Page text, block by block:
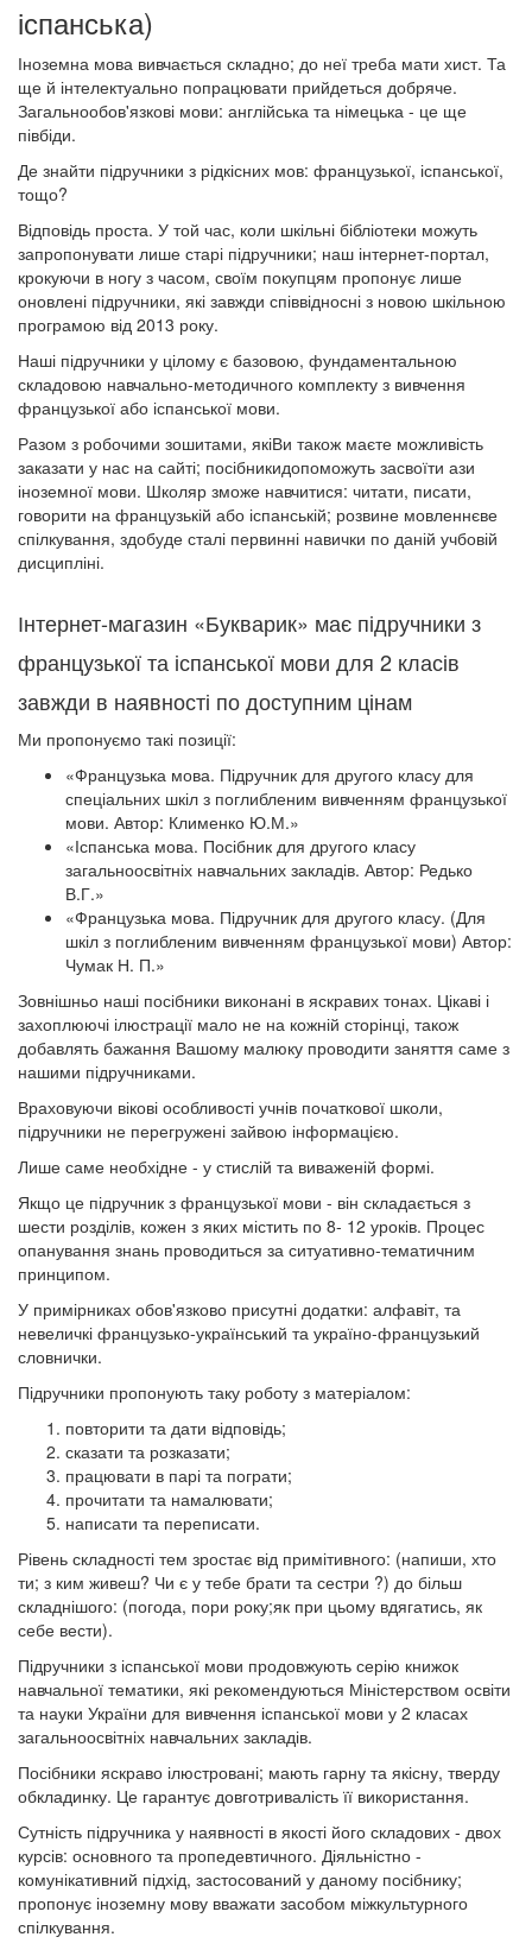
іспанська)
Іноземна мова вивчається складно; до неї треба мати хист. Та
ще й інтелектуально попрацювати прийдеться добряче.
Загальнообов'язкові мови: англійська та німецька - це ще
півбіди.
Де знайти підручники з рідкісних мов: французької, іспанської,
тощо?
Відповідь проста. У той час, коли шкільні бібліотеки можуть
запропонувати лише старі підручники; наш інтернет-портал,
крокуючи в ногу з часом, своїм покупцям пропонує лише
оновлені підручники, які завжди співвідносні з новою шкільною
програмою від 2013 року.
Наші підручники у цілому є базовою, фундаментальною
складовою навчально-методичного комплекту з вивчення
французької або іспанської мови.
Разом з робочими зошитами, якіВи також маєте можливість
заказати у нас на сайті; посібникидопоможуть засвоїти ази
іноземної мови. Школяр зможе навчитися: читати, писати,
говорити на французькій або іспанській; розвине мовленнєве
спілкування, здобуде сталі первинні навички по даній учбовій
дисципліні.
Інтернет-магазин «Букварик» має підручники з
французької та іспанської мови для 2 класів
завжди в наявності по доступним цінам
Ми пропонуємо такі позиції:
«Французька мова. Підручник для другого класу для
спеціальних шкіл з поглибленим вивченням французької
мови. Автор: Клименко Ю.М.»
«Іспанська мова. Посібник для другого класу
загальноосвітніх навчальних закладів. Автор: Редько
В.Г.»
«Французька мова. Підручник для другого класу. (Для
шкіл з поглибленим вивченням французької мови) Автор:
Чумак Н. П.»
Зовнішньо наші посібники виконані в яскравих тонах. Цікаві і
захоплюючі ілюстрації мало не на кожній сторінці, також
добавлять бажання Вашому малюку проводити заняття саме з
нашими підручниками.
Враховуючи вікові особливості учнів початкової школи,
підручники не перегружені зайвою інформацією.
Лише саме необхідне - у стислій та виваженій формі.
Якщо це підручник з французької мови - він складається з
шести розділів, кожен з яких містить по 8- 12 уроків. Процес
опанування знань проводиться за ситуативно-тематичним
принципом.
У примірниках обов'язково присутні додатки: алфавіт, та
невеличкі французько-український та україно-французький
словнички.
Підручники пропонують таку роботу з матеріалом:
повторити та дати відповідь;
сказати та розказати;
працювати в парі та пограти;
прочитати та намалювати;
написати та переписати.
Рівень складності тем зростає від примітивного: (напиши, хто
ти; з ким живеш? Чи є у тебе брати та сестри ?) до більш
складнішого: (погода, пори року;як при цьому вдягатись, як
себе вести).
Підручники з іспанської мови продовжують серію книжок
навчальної тематики, які рекомендуються Міністерством освіти
та науки України для вивчення іспанської мови у 2 класах
загальноосвітніх навчальних закладів.
Посібники яскраво ілюстровані; мають гарну та якісну, тверду
обкладинку. Це гарантує довготривалість її використання.
Сутність підручника у наявності в якості його складових - двох
курсів: основного та пропедевтичного. Діяльністно -
комунікативний підхід, застосований у даному посібнику;
пропонує іноземну мову вважати засобом міжкультурного
спілкування.